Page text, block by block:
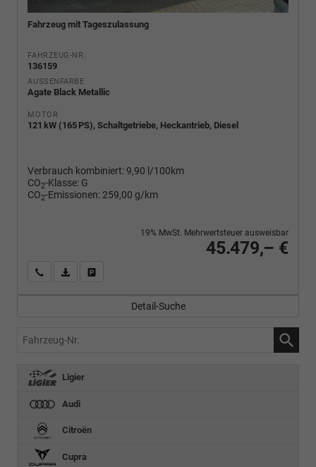
Fahrzeug mit Tageszulassung
FAHRZEUG-NR.
136159
AUSSENFARBE
Agate Black Metallic
MOTOR
121 kW (165 PS), Schaltgetriebe, Heckantrieb, Diesel
Verbrauch kombiniert:9,90 l/100km
CO2-Klasse: G
CO2-Emissionen: 259,00 g/km
45.479,– €
19% MwSt. Mehrwertsteuer ausweisbar
Wir rufen Sie anPDF-Fahrzeugexposé drucken
Detail-Suche
Fahrzeug-
Ligier
Audi
Citroën
Cupra